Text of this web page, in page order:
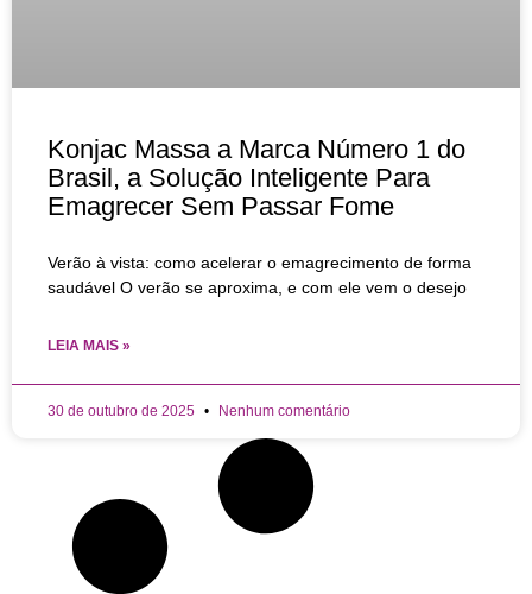
Konjac Massa a Marca Número 1 do
Brasil, a Solução Inteligente Para
Emagrecer Sem Passar Fome
Verão à vista: como acelerar o emagrecimento de forma
saudável O verão se aproxima, e com ele vem o desejo
LEIA MAIS »
30 de outubro de 2025 Nenhum comentário